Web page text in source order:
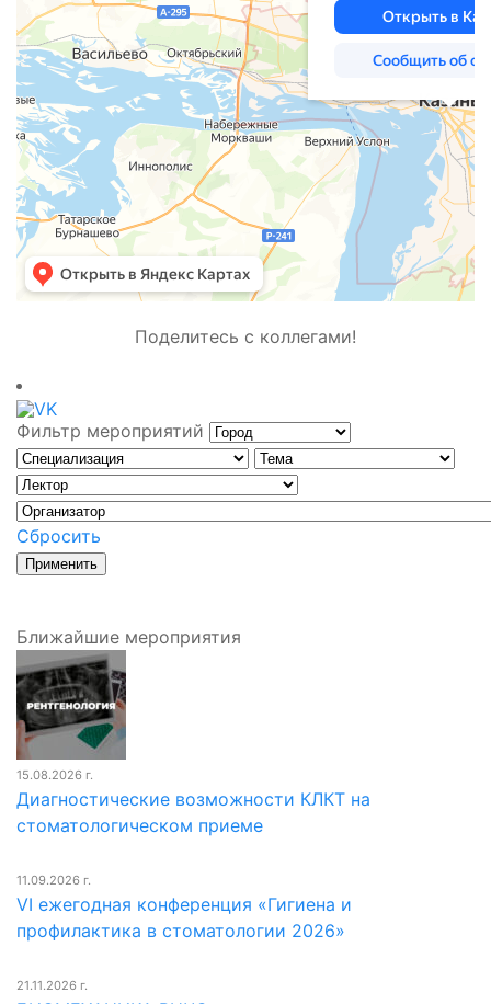
Поделитесь с коллегами!
Фильтр мероприятий
Сбросить
Ближайшие мероприятия
15.08.2026 г.
Диагностические возможности КЛКТ на
стоматологическом приеме
11.09.2026 г.
VI ежегодная конференция «Гигиена и
профилактика в стоматологии 2026»
21.11.2026 г.